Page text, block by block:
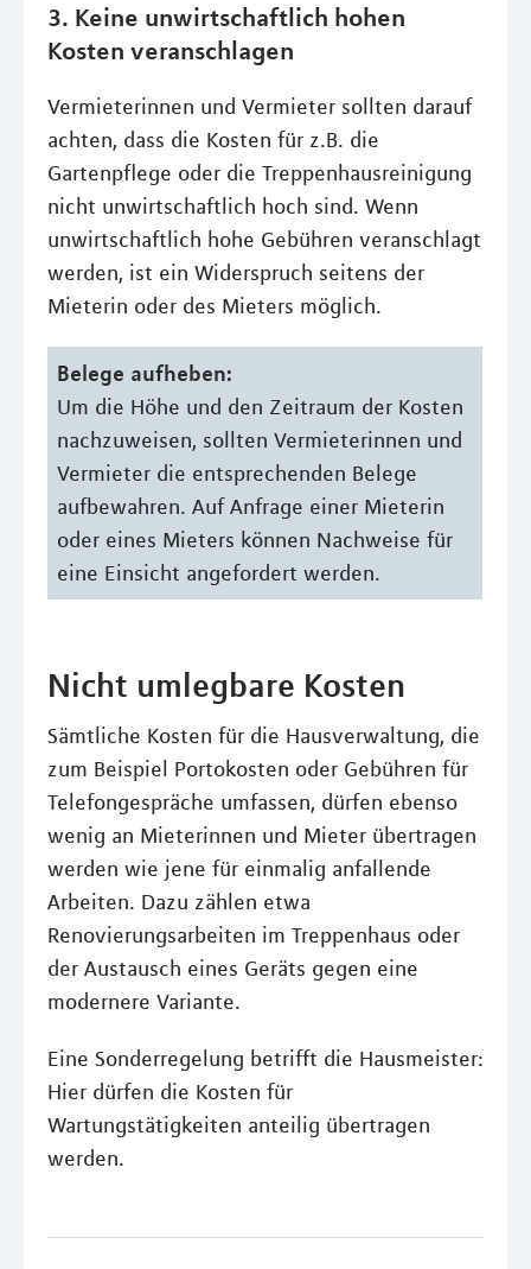
3. Keine unwirtschaftlich hohen
Kosten veranschlagen
Vermieterinnen und Vermieter sollten darauf
achten, dass die Kosten für z.B. die
Gartenpflege oder die Treppenhausreinigung
nicht unwirtschaftlich hoch sind. Wenn
unwirtschaftlich hohe Gebühren veranschlagt
werden, ist ein Widerspruch seitens der
Mieterin oder des Mieters möglich.
Belege aufheben:
Um die Höhe und den Zeitraum der Kosten
nachzuweisen, sollten Vermieterinnen und
Vermieter die entsprechenden Belege
aufbewahren. Auf Anfrage einer Mieterin
oder eines Mieters können Nachweise für
eine Einsicht angefordert werden.
Nicht umlegbare Kosten
Sämtliche Kosten für die Hausverwaltung, die
zum Beispiel Portokosten oder Gebühren für
Telefongespräche umfassen, dürfen ebenso
wenig an Mieterinnen und Mieter übertragen
werden wie jene für einmalig anfallende
Arbeiten. Dazu zählen etwa
Renovierungsarbeiten im Treppenhaus oder
der Austausch eines Geräts gegen eine
modernere Variante.
Eine Sonderregelung betrifft die Hausmeister:
Hier dürfen die Kosten für
Wartungstätigkeiten anteilig übertragen
werden.